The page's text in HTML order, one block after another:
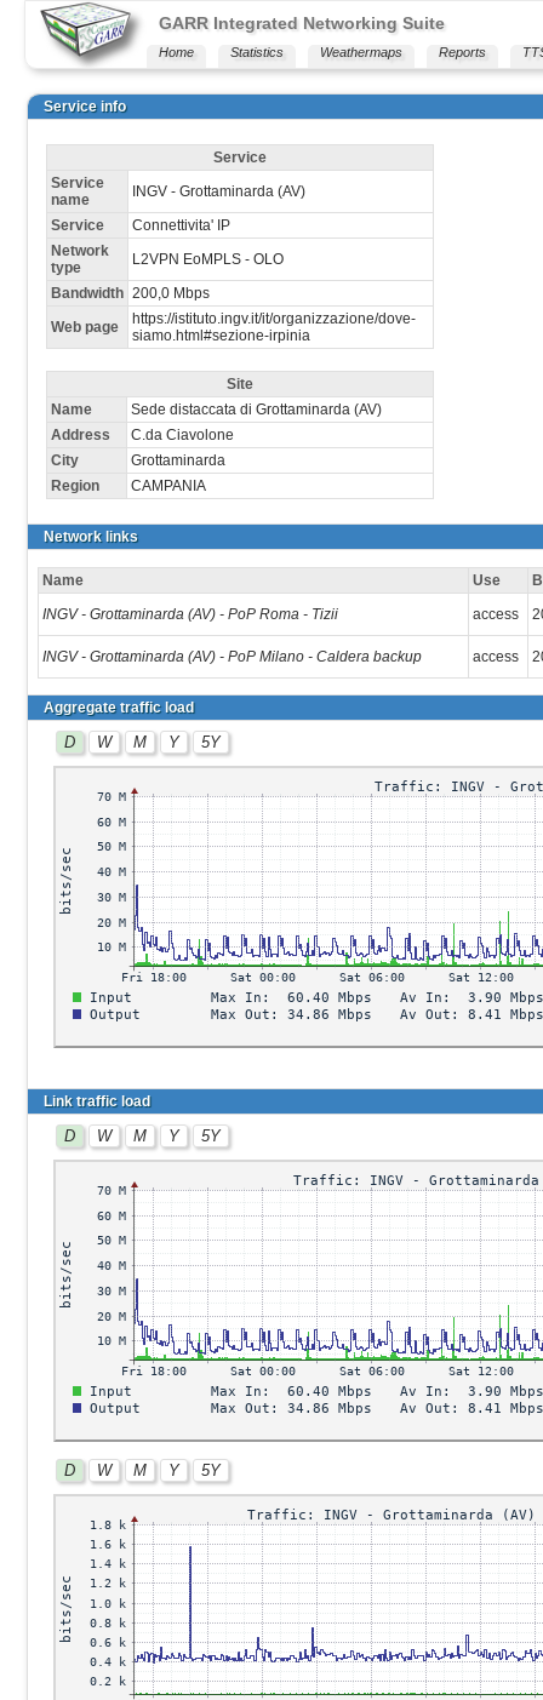
GARR Integrated Networking Suite
Home Statistics Weathermaps Reports
Service info
Service
Service
name
INGV - Grottaminarda (AV)
Service
Connettivita' IP
Network
type
L2VPN EoMPLS - OLO
Bandwidth 200,0 Mbps
Web page
https://istituto.ingv.it/it/organizzazione/dove-
siamo.html#sezione-irpinia
Site
Name
Sede distaccata di Grottaminarda (AV)
Address
C.da Ciavolone
City
Grottaminarda
Region
CAMPANIA
Network links
Name Use
INGV - Grottaminarda (AV) - PoP Roma - Tizii
access
INGV - Grottaminarda (AV) - PoP Milano - Caldera backup access
Aggregate traffic load
D W M Y 5Y
Link traffic load
D W M Y 5Y
D W M Y 5Y